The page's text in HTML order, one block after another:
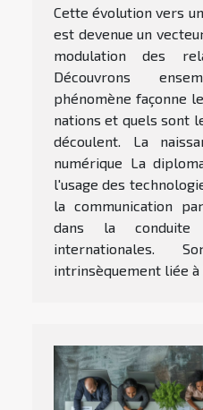
Cette évolution vers
est devenue un
modulation des
Découvrons
phénomène façonne
nations et quels sont
découlent. La
numérique La
l'usage des
la communication
dans la
internationales.
intrinsèquement liée à